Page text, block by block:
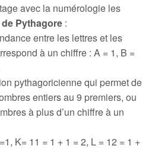
avec la numérologie les
Pythagore :
entre les lettres et les
à un chiffre : A = 1, B =
pythagoricienne qui permet de
entiers au 9 premiers, ou
à plus d’un chiffre à un
K= 11 = 1 + 1 = 2, L = 12 = 1 +